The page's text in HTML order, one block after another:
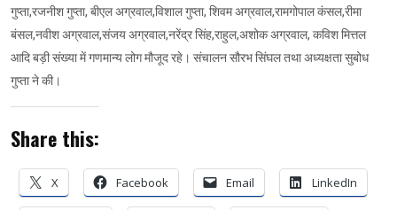
गुप्ता,रजनीश गुप्ता, बीएल अग्रवाल,विशाल गुप्ता, शिवम अग्रवाल,रामगोपाल कंसल,रीमा
बंसल,नवीश अग्रवाल,संजय अग्रवाल,नरेंद्र सिंह,राहुल,अशोक अग्रवाल, कविश मित्तल
आदि बड़ी संख्या में गणमान्य लोग मौजूद रहे। संचालन सौरभ सिंघल तथा अध्यक्षता सुबोध
गुप्ता ने की।
Share this:
X Facebook Email LinkedIn